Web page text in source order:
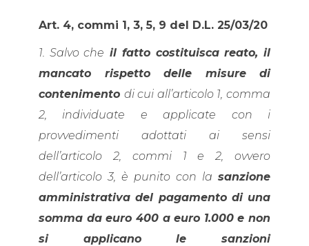
Art. 4, commi 1, 3, 5, 9 del D.L. 25/03/20
1. Salvo che il fatto costituisca reato, il
mancato rispetto delle misure di
contenimento di cui all’articolo 1, comma
2, individuate e applicate con i
provvedimenti adottati ai sensi
dell’articolo 2, commi 1 e 2, ovvero
dell’articolo 3, è punito con la sanzione
amministrativa del pagamento di una
somma da euro 400 a euro 1.000 e non
si applicano le sanzioni